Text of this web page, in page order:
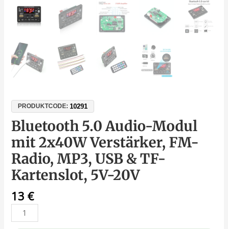
PRODUKTCODE:10291
Bluetooth 5.0 Audio-Modul
mit 2x40W Verstärker, FM-
Radio, MP3, USB & TF-
Kartenslot, 5V-20V
13€